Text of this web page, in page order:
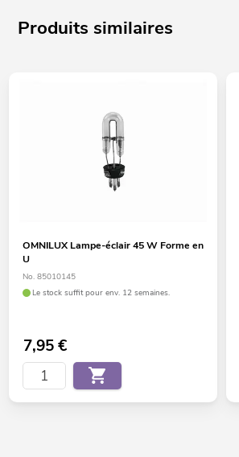
Produits similaires
OMNILUX Lampe-éclair 45 W Forme en
U
No. 85010145
Le stock suffit pour env. 12 semaines.
7,95€